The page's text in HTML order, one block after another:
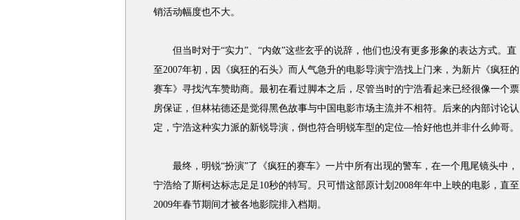
销活动幅度也不大。
但当时对于“实力”、“内敛”这些玄乎的说辞，他们也没有更多形象的表达方式。直
至2007年初，因《疯狂的石头》而人气急升的电影导演宁浩找上门来，为新片《疯狂的
赛车》寻找汽车赞助商。最初在看过脚本之后，尽管当时的宁浩看起来已经很像一个票
房保证，但林祐德还是觉得黑色故事与中国电影市场主流并不相符。后来的内部讨论认
定，宁浩这种实力派的新锐导演，倒也符合明锐车型的定位—恰好他也并非什么帅哥。
最终，明锐“扮演”了《疯狂的赛车》一片中所有出现的警车，在一个甩尾镜头中，
宁浩给了斯柯达标志足足10秒的特写。只可惜这部原计划2008年年中上映的电影，直至
2009年春节期间才被各地影院排入档期。